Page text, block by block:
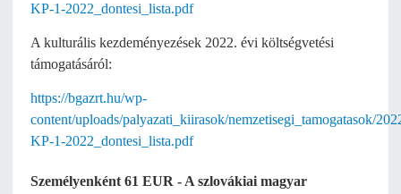
KP-1-2022_dontesi_lista.pdf
A kulturális kezdeményezések 2022. évi költségvetési
támogatásáról:
https://bgazrt.hu/wp-
content/uploads/palyazati_kiirasok/nemzetisegi_tamogatasok/
KP-1-2022_dontesi_lista.pdf
Személyenként 61 EUR - A szlovákiai magyar